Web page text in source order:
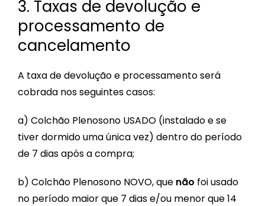
3. Taxas de devolução e
processamento de
cancelamento
A taxa de devolução e processamento será
cobrada nos seguintes casos:
a) Colchão Plenosono USADO (instalado e se
tiver dormido uma única vez) dentro do período
de 7 dias após a compra;
b) Colchão Plenosono NOVO, que não foi usado
no período maior que 7 dias e/ou menor que 14